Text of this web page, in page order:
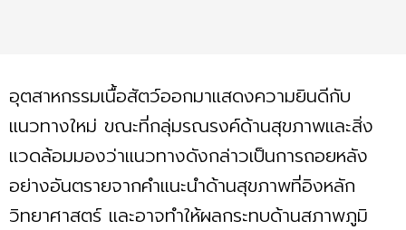
อุตสาหกรรมเนื้อสัตว์ออกมาแสดงความยินดีกับ
แนวทางใหม่ ขณะที่กลุ่มรณรงค์ด้านสุขภาพและสิ่ง
แวดล้อมมองว่าแนวทางดังกล่าวเป็นการถอยหลัง
อย่างอันตรายจากคำแนะนำด้านสุขภาพที่อิงหลัก
วิทยาศาสตร์ และอาจทำให้ผลกระทบด้านสภาพภูมิ